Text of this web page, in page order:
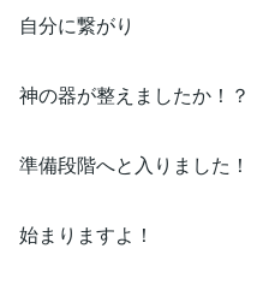
自分に繋がり
神の器が整えましたか！？
準備段階へと入りました！
始まりますよ！